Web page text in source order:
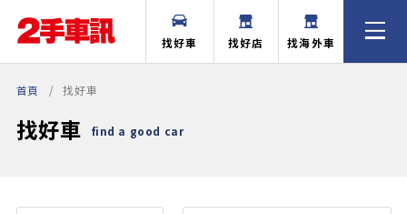
找好車 找好店 找海外車
首頁 找好車
找好車 find a good car